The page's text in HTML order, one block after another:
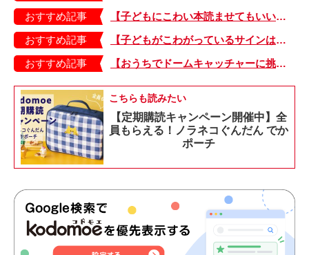
おすすめ記事
【子どもにこわい本読ませてもいいの？】「子どもはどのようなものにこわさを感じやすいのでしょうか？」
おすすめ記事
【子どもがこわがっているサインは？】「読み聞かせのとき、子どもがこわがっていると判断できるサインを教えてください！」
おすすめ記事
【おうちでドームキャッチャーに挑戦だ】アンパンマン わくわくドームキャッチャー
こちらも読みたい
【定期購読キャンペーン開催中】全
員もらえる！ノラネコぐんだん でか
ポーチ